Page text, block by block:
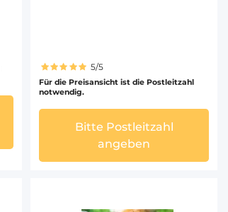
5/5
Für die Preisansicht ist die Postleitzahl
notwendig.
Bitte Postleitzahl
angeben